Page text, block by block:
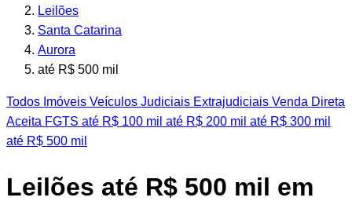
Leilões
Santa Catarina
Aurora
até R$ 500 mil
Todos Imóveis Veículos Judiciais Extrajudiciais Venda Direta
Aceita FGTS até R$ 100 mil até R$ 200 mil até R$ 300 mil
até R$ 500 mil
Leilões até R$ 500 mil em